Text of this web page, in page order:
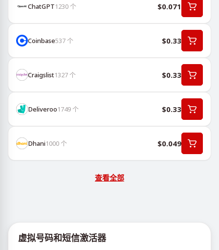
ChatGPT1230个 $0.071
Coinbase537个 $0.33
Craigslist1327个 $0.33
Deliveroo1749个 $0.33
Dhani1000个 $0.049
查看全部
虚拟号码和短信激活器